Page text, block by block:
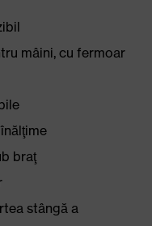
mâini, cu fermoar
braţ
stângă a